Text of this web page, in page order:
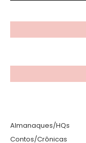
Almanaques/HQs
Contos/Crônicas